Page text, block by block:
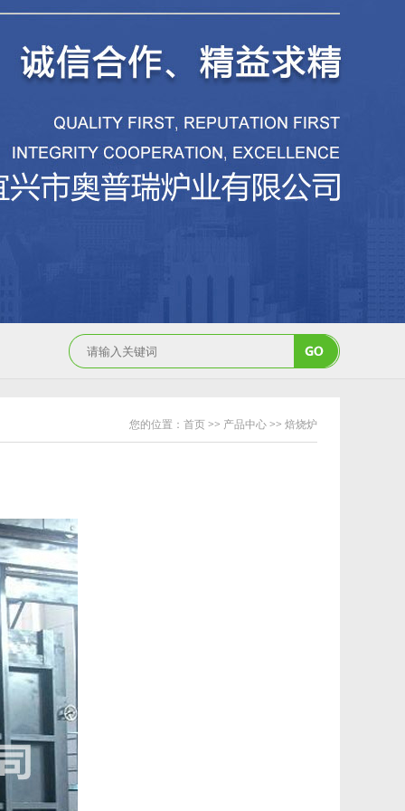
您的位置： 首页 >> 产品中心 >> 焙烧炉